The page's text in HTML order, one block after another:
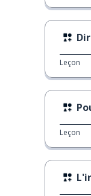
Leçon
Leçon